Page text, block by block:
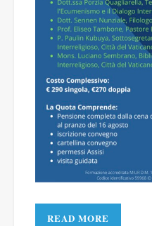
READ MORE